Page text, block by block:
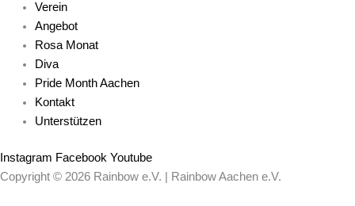
Verein
Angebot
Rosa Monat
Diva
Pride Month Aachen
Kontakt
Unterstützen
Instagram Facebook Youtube
Copyright © 2026 Rainbow e.V. | Rainbow Aachen e.V.